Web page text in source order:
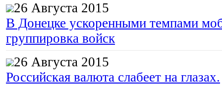
26 Августа 2015
В Донецке ускоренными темпами
группировка войск
26 Августа 2015
Российская валюта слабеет на глазах.